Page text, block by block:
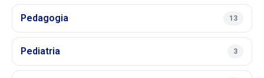
Pedagogia 13
Pediatria 3